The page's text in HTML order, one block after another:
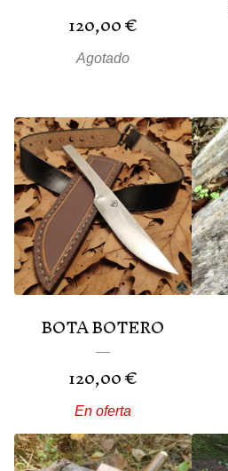
120,00€
Agotado
BOTA BOTERO
120,00€
En oferta